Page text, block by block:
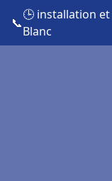
📞
🕒 installation
Blanc